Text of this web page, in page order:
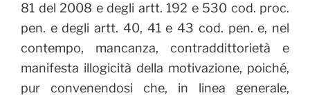
81 del 2008 e degli artt. 192 e 530 cod. proc.
pen. e degli artt. 40, 41 e 43 cod. pen. e, nel
contempo, mancanza, contraddittorietà e
manifesta illogicità della motivazione, poiché,
pur convenendosi che, in linea generale,